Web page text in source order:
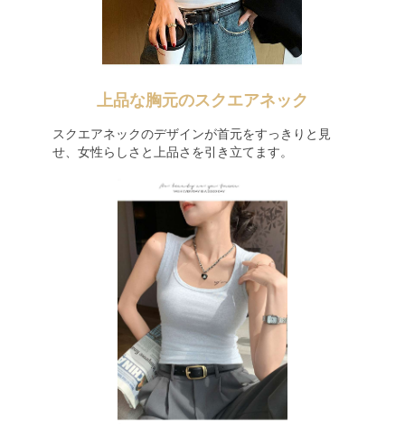
上品な胸元のスクエアネック
スクエアネックのデザインが首元をすっきりと見
せ、女性らしさと上品さを引き立てます。